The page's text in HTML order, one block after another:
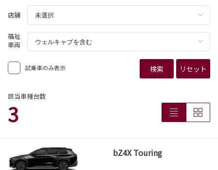
店舗
福祉
車両
試乗車のみ表示 検索 リセット
該当車種台数
3
bZ4X Touring